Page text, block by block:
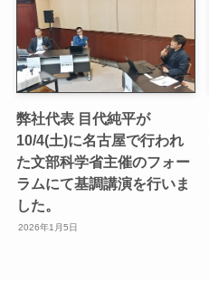
弊社代表 目代純平が
10/4(土)に名古屋で行われ
た文部科学省主催のフォー
ラムにて基調講演を行いま
した。
2026年1月5日